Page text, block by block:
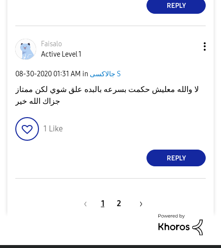
REPLY
Faisalo
Active Level 1
‎08-30-2020 01:31 AM in جالاكسى S
لا والله معليش حكمت بسرعه بالبده علق شوي لكن ممتاز
جزاك الله خير
1 Like
REPLY
1 2